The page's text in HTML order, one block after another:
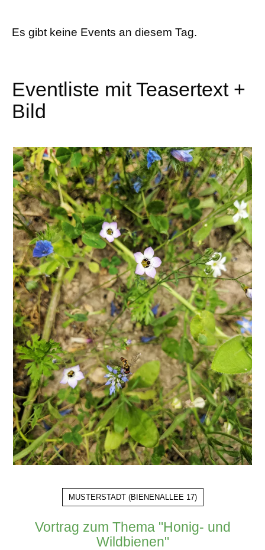
Es gibt keine Events an diesem Tag.
Eventliste mit Teasertext +
Bild
MUSTERSTADT(BIENENALLEE 17)
Vortrag zum Thema "Honig- und
Wildbienen"